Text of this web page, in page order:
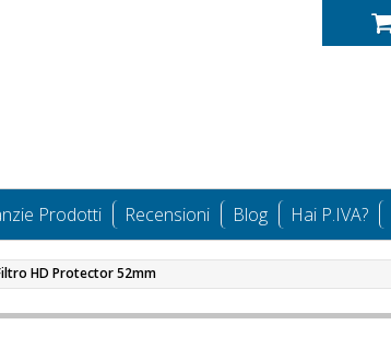
Prodotti Recensioni Blog Hai P.IVA?
HD Protector 52mm